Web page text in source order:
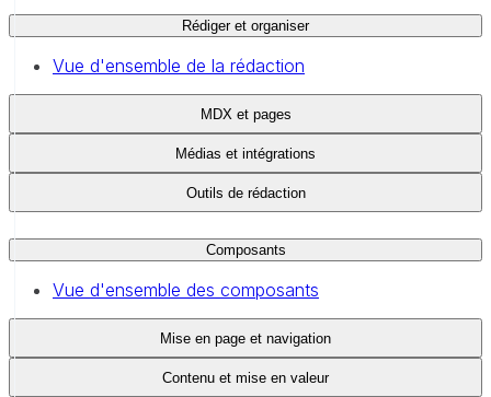
Rédiger et organiser
Vue d'ensemble de la rédaction
MDX et pages
Médias et intégrations
Outils de rédaction
Composants
Vue d'ensemble des composants
Mise en page et navigation
Contenu et mise en valeur